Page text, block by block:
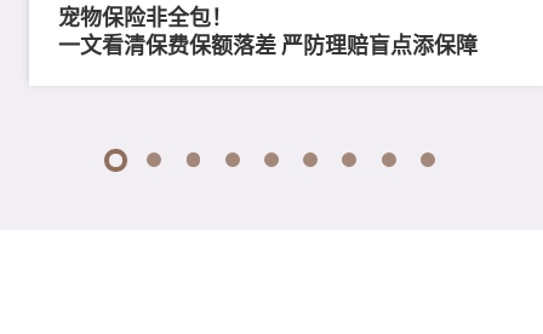
宠物保险非全包！
一文看清保费保额落差 严防理赔盲点添保障
1 2 3 4 5 6 7 8 9